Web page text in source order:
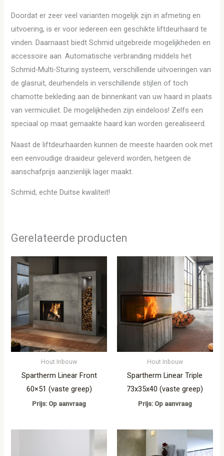
Doordat er zeer veel varianten mogelijk zijn in afmeting en
uitvoering, is er voor iedereen een geschikte liftdeurhaard te
vinden. Daarnaast biedt Schmid uitgebreide mogelijkheden en
accessoire aan. Automatische verbranding middels het
Schmid-Multi-Sturing systeem, verschillende uitvoeringen van
de glasruit, deurhendels in verschillende stijlen of toch
chamotte bekleding aan de binnenkant van uw haard in plaats
van vermiculiet. De mogelijkheden zijn eindeloos! Zelfs een
speciaal op maat gemaakte haard kan worden gerealiseerd.
Naast de liftdeurhaarden kunnen de meeste haarden ook met
een eenvoudige draaideur geleverd worden, hetgeen de
aanschafprijs aanzienlijk lager maakt.
Schmid, echte Duitse kwaliteit!
Gerelateerde producten
Hout Inbouw
Spartherm Linear Front
60×51 (vaste greep)
Prijs: Op aanvraag
Hout Inbouw
Spartherm Linear Triple
73x35x40 (vaste greep)
Prijs: Op aanvraag